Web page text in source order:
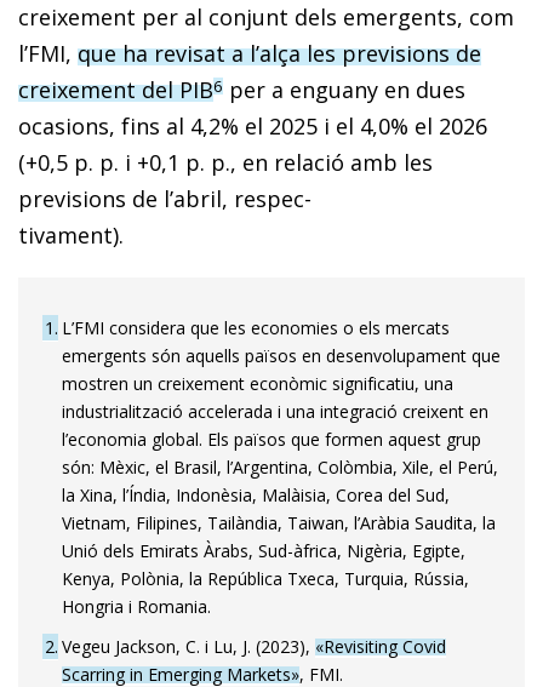
creixement per al conjunt dels emergents, com
l’FMI, que ha revisat a l’alça les previsions de
creixement del PIB6 per a enguany en dues
ocasions, fins al 4,2% el 2025 i el 4,0% el 2026
(+0,5 p. p. i +0,1 p. p., en relació amb les
previsions de l’abril, respec-
tivament).
1 L’FMI considera que les economies o els mercats
emergents són aquells països en desenvolupament que
mostren un creixement econòmic significatiu, una
industrialització accelerada i una integració creixent en
l’economia global. Els països que formen aquest grup
són: Mèxic, el Brasil, l’Argentina, Colòmbia, Xile, el Perú,
la Xina, l’Índia, Indonèsia, Malàisia, Corea del Sud,
Vietnam, Filipines, Tailàndia, Taiwan, l’Aràbia Saudita, la
Unió dels Emirats Àrabs, Sud-àfrica, Nigèria, Egipte,
Kenya, Polònia, la República Txeca, Turquia, Rússia,
Hongria i Romania.
2 Vegeu Jackson, C. i Lu, J. (2023), «Revisiting Covid
Scarring in Emerging Markets», FMI.